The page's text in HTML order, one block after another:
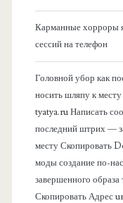
Карманные хорроры
сессий на телефон
Головной убор как
носить шляпу к
tyatya.ru Написать
последний штрих —
месту Скопировать
моды создание по-
завершенного образа
Скопировать Адрес